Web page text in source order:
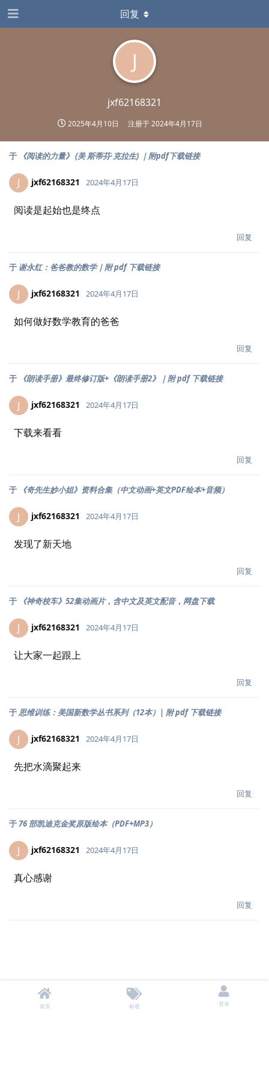
J
jxf62168321
2025年4月10日 注册于2024年4月17日
回复
于 《阅读的力量》 (美 斯蒂芬·克拉生) ｜附pdf下载链接
J jxf62168321 2024年4月17日
阅读是起始也是终点
回复
于 谢永红：爸爸教的数学｜附 pdf 下载链接
J jxf62168321 2024年4月17日
如何做好数学教育的爸爸
回复
于 《朗读手册》最终修订版+《朗读手册2》｜附 pdf 下载链接
J jxf62168321 2024年4月17日
下载来看看
回复
于 《奇先生妙小姐》资料合集（中文动画+英文PDF绘本+音频）
J jxf62168321 2024年4月17日
发现了新天地
回复
于 《神奇校车》52集动画片，含中文及英文配音，网盘下载
J jxf62168321 2024年4月17日
让大家一起跟上
回复
于思维训练：美国新数学丛书系列（12本）| 附 pdf 下载链接
J jxf62168321 2024年4月17日
先把水滴聚起来
回复
于76 部凯迪克金奖原版绘本（PDF+MP3）
J jxf62168321 2024年4月17日
真心感谢
回复
首页 标签 登录